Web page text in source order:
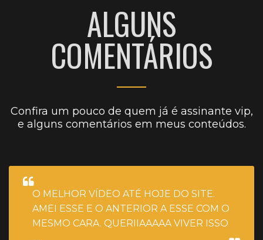
ALGUNS
COMENTÁRIOS
Confira um pouco de quem já é assinante vip,
e alguns comentários em meus conteúdos.
O MELHOR VÍDEO ATÉ HOJE DO SITE.
AMEI ESSE E O ANTERIOR A ESSE COM O
MESMO CARA. QUERIIAAAAA VIVER ISSO